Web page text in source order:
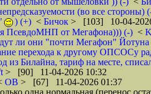
(во все
) (+) < Бичок > [103] 10-04-
ПсевдоМНП от Мегафона))) (-) <
ли они "почти Мегафон"
перехода к другому ОПСОСу
из Билайна, тариф на месте,
> [90] 11-04-2026 10:32
ОВ > [67] 11-04-2026 01:37
одна нормальная (перенос